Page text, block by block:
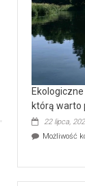
którą warto
22 lipca,
Możliwość